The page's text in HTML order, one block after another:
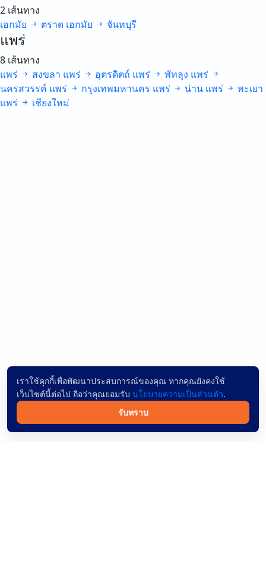
2 เส้นทาง
เอกมัย
ตราด เอกมัย จันทบุรี
แพร่
8 เส้นทาง
แพร่
สงขลา แพร่ อุตรดิตถ์ แพร่ พัทลุง แพร่
นครสวรรค์ แพร่ กรุงเทพมหานคร แพร่ น่าน แพร่
พะเยา
แพร่
เชียงใหม่
เราใช้คุกกี้เพื่อพัฒนาประสบการณ์ของคุณ หากคุณยังคงใช้
เว็บไซต์นี้ต่อไป ถือว่าคุณยอมรับ นโยบายความเป็นส่วนตัว.
รับทราบ